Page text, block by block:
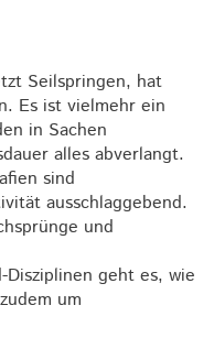
Seilspringen, hat
Es ist vielmehr ein
in Sachen
alles abverlangt.
sind
ausschlaggebend.
und
geht es, wie
um